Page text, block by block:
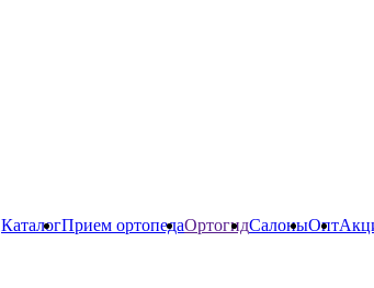
КаталогПрием ортопедаОртогидСалоныОпт